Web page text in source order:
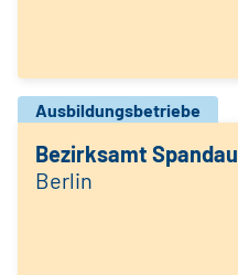
Ausbildungsbetriebe
Bezirksamt
Berlin